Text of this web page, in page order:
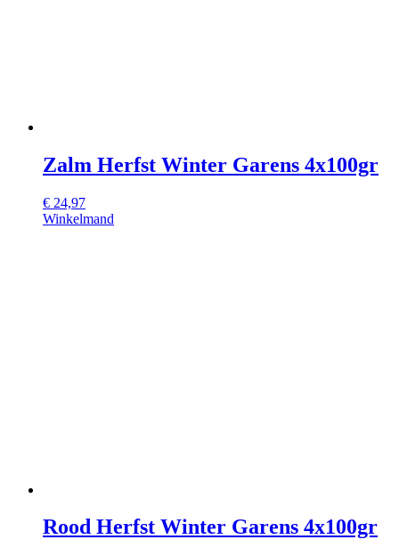
Zalm Herfst Winter Garens 4x100gr
€ 24,97
Winkelmand
Rood Herfst Winter Garens 4x100gr